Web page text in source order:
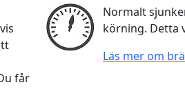
får
Normalt
körning. Detta
Läs mer om